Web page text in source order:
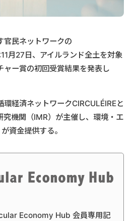
官民ネットワークの
月27日、アイルランド全土を対象
ャー賞の初回受賞結果を発表し
環経済ネットワークCIRCULÉIREと
究機関（IMR）が主催し、環境・エ
資金提供する。
Economy Hub 会員専用記